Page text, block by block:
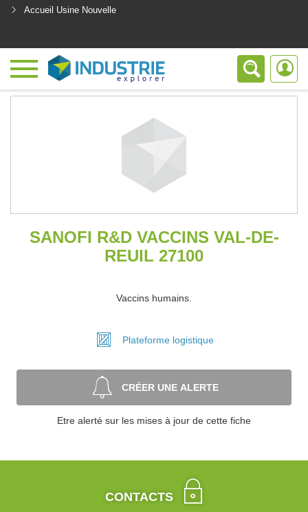
Accueil Usine Nouvelle
SANOFI R&D VACCINS VAL-DE-
REUIL 27100
Vaccins humains.
Plateforme logistique
CRÉER UNE ALERTE
Etre alerté sur les mises à jour de cette fiche
CONTACTS